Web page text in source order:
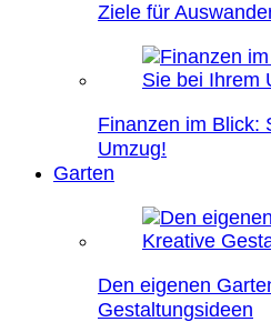
Ziele für
Finanzen im Blick:
Umzug!
Garten
Den eigenen
Gestaltungsideen